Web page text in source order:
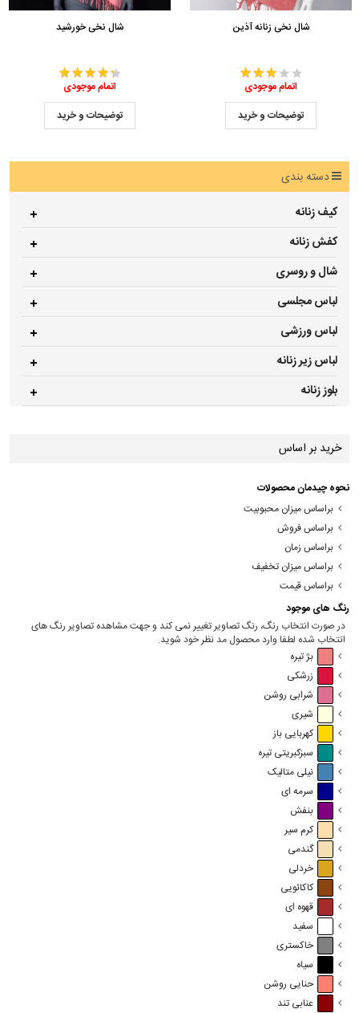
شال نخی زنانه آذین
اتمام موجودی
توضیحات و خرید
شال نخی خورشید
اتمام موجودی
توضیحات و خرید
دسته بندی
کیف زنانه
کفش زنانه
شال و روسری
لباس مجلسی
لباس ورزشی
لباس زیر زنانه
بلوز زنانه
خرید بر اساس
نحوه چیدمان محصولات
براساس میزان محبوبیت
براساس فروش
براساس زمان
براساس میزان تخفیف
براساس قیمت
رنگ های موجود
در صورت انتخاب رنگ، رنگ تصاویر تغییر نمی کند و جهت مشاهده تصاویر رنگ های
انتخاب شده لطفا وارد محصول مد نظر خود شوید.
بژ تیره
زرشکی
شرابی روشن
شیری
کهربایی باز
سبزکبریتی تیره
نیلی متالیک
سرمه ای
بنفش
کرم سیر
گندمی
خردلی
کاکائویی
قهوه ای
سفید
خاکستری
سیاه
حنایی روشن
عنابی تند